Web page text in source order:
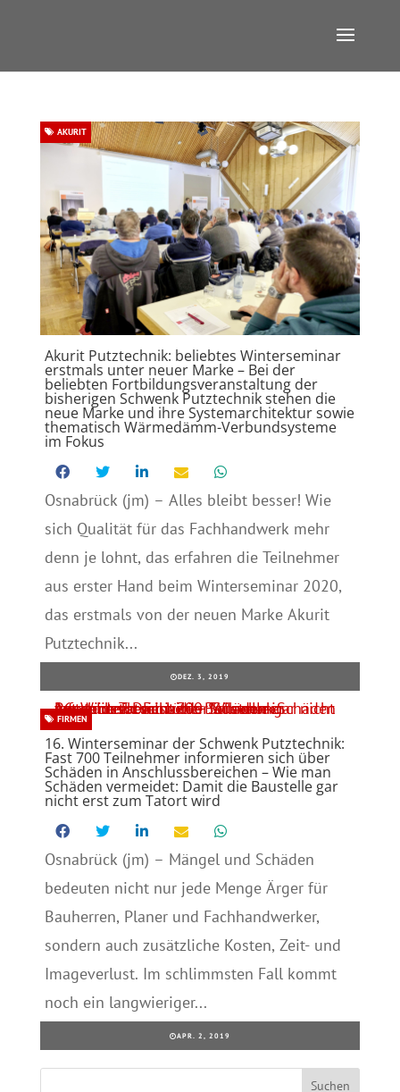
Akurit Putztechnik: beliebtes Winterseminar
erstmals unter neuer Marke – Bei der
beliebten Fortbildungsveranstaltung der
bisherigen Schwenk Putztechnik stehen die
neue Marke und ihre Systemarchitektur sowie
thematisch Wärmedämm-Verbundsysteme
im Fokus
AKURIT
Osnabrück (jm) – Alles bleibt besser! Wie
sich Qualität für das Fachhandwerk mehr
denn je lohnt, das erfahren die Teilnehmer
aus erster Hand beim Winterseminar 2020,
das erstmals von der neuen Marke Akurit
Putztechnik...
DEZ. 3, 2019
16. Winterseminar der Schwenk Putztechnik:
Fast 700 Teilnehmer informieren sich über
Schäden in Anschlussbereichen – Wie man
Schäden vermeidet: Damit die Baustelle gar
nicht erst zum Tatort wird
FIRMEN
Osnabrück (jm) – Mängel und Schäden
bedeuten nicht nur jede Menge Ärger für
Bauherren, Planer und Fachhandwerker,
sondern auch zusätzliche Kosten, Zeit- und
Imageverlust. Im schlimmsten Fall kommt
noch ein langwieriger...
APR. 2, 2019